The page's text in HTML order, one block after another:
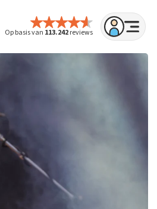
Op basis van 113.242reviews